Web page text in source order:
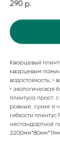
290 р.
Кварцевый
кварцевым
водостойкость; •
• экологическая
плинтуса прост:
ровные, сухие и
гибкости
нестандартной